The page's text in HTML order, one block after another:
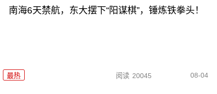
南海6天禁航，东大摆下“阳谋棋”，锤炼铁拳头！
最热 阅读 20045 08-04